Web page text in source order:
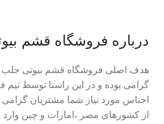
درباره فروشگاه قشم
هدف اصلی فروشگاه قشم بیوتی
گرامی بوده و در این راستا توسط
اجناس مورد نیاز شما مشتریان
از کشورهای مصر ،امارات و چین وارد